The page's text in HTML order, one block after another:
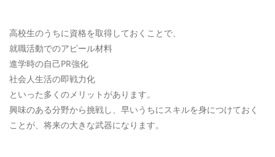
高校生のうちに資格を取得しておくことで、
就職活動でのアピール材料
進学時の自己PR強化
社会人生活の即戦力化
といった多くのメリットがあります。
興味のある分野から挑戦し、早いうちにスキルを身につけておく
ことが、将来の大きな武器になります。